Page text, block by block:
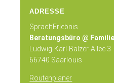
ADRESSE
SprachErlebnis
Beratungsbüro @
Ludwig-Karl-Balzer-Allee 3
66740 Saarlouis
Routenplaner